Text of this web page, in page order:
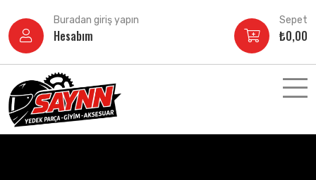
atla
Buradan giriş yapın
Hesabım
Sepet
₺0,00